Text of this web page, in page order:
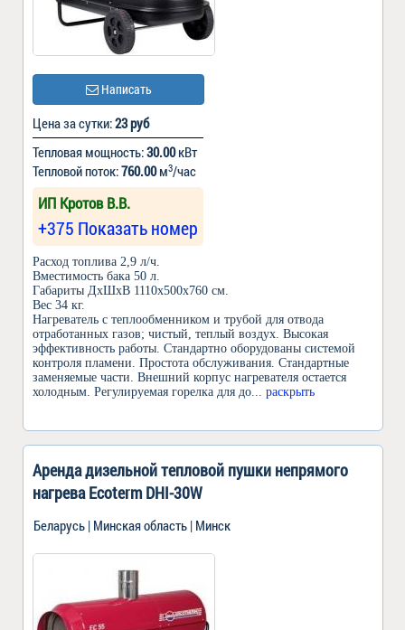
Написать
Цена за сутки:23 руб
Тепловая мощность:30.00кВт
Тепловой поток:760.00м3/час
ИП Кротов В.В.
+375 Показать номер
Расход топлива 2,9 л/ч.
Вместимость бака 50 л.
Габариты ДхШхВ 1110x500x760 см.
Вес 34 кг.
Нагреватель с теплообменником и трубой для отвода
отработанных газов; чистый, теплый воздух. Высокая
эффективность работы. Стандартно оборудованы системой
контроля пламени. Простота обслуживания. Стандартные
заменяемые части. Внешний корпус нагревателя остается
холодным. Регулируемая горелка для до... раскрыть
Аренда дизельной тепловой пушки непрямого
нагрева Ecoterm DHI-30W
Беларусь | Минская область | Минск